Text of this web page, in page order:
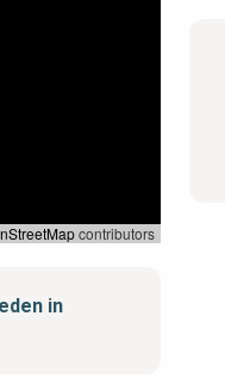
contributors
in